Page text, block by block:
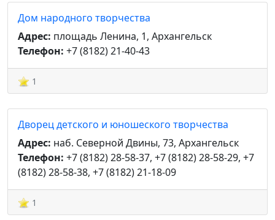
Дом народного творчества
Адрес: площадь Ленина, 1, Архангельск
Телефон: +7 (8182) 21-40-43
1
Дворец детского и юношеского творчества
Адрес: наб. Северной Двины, 73, Архангельск
Телефон: +7 (8182) 28-58-37, +7 (8182) 28-58-29, +7
(8182) 28-58-38, +7 (8182) 21-18-09
1